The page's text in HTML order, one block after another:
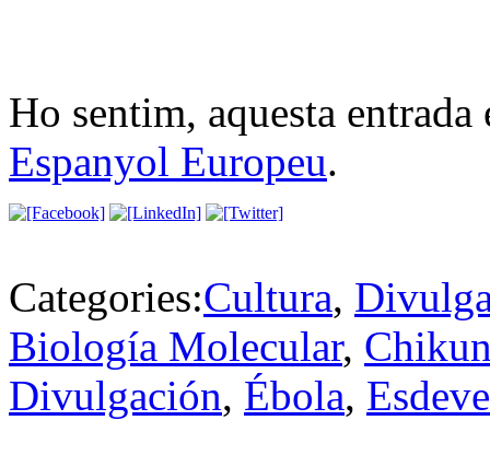
Ho sentim, aquesta
Espanyol Europeu.
Categories:Cultura,
Biología Molecular,
Divulgación, Ébola,